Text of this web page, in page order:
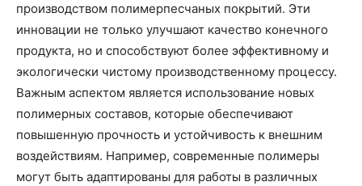
производством полимерпесчаных покрытий. Эти
инновации не только улучшают качество конечного
продукта, но и способствуют более эффективному и
экологически чистому производственному процессу.
Важным аспектом является использование новых
полимерных составов, которые обеспечивают
повышенную прочность и устойчивость к внешним
воздействиям. Например, современные полимеры
могут быть адаптированы для работы в различных